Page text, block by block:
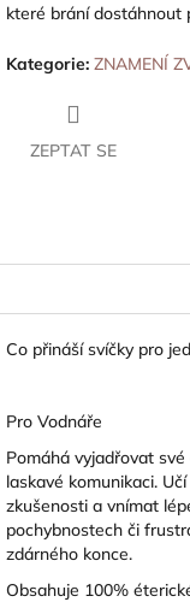
které brání dostáhnout
Kategorie: ZNAMENÍ
ZEPTAT SE
Co přináší svíčky pro
Pro Vodnáře
Pomáhá vyjadřovat
laskavé komunikaci.
zkušenosti a vnímat
pochybnostech či
zdárného konce.
Obsahuje 100%